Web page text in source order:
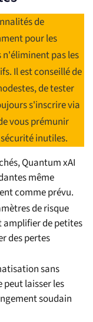
de
pour les
n'éliminent pas les
Il est conseillé de
de tester
s'inscrire via
vous prémunir
inutiles.
Quantum xAI
même
comme prévu.
de risque
de petites
des pertes
sans
laisser les
soudain